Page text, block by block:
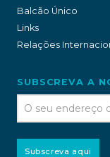
Balcão Único
Links
Relações
SUBSCREVA A
Subscreva aqui